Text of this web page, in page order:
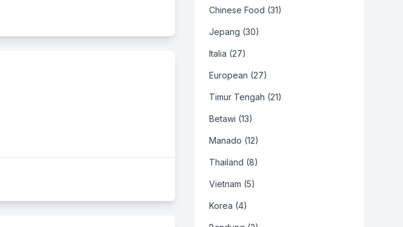
Chinese Food (31)
Jepang (30)
Italia (27)
European (27)
Timur Tengah (21)
Betawi (13)
Manado (12)
Thailand (8)
Vietnam (5)
Korea (4)